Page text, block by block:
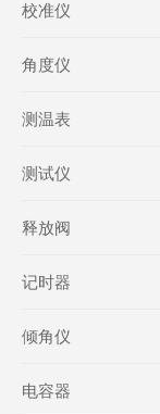
校准仪
角度仪
测温表
测试仪
释放阀
记时器
倾角仪
电容器